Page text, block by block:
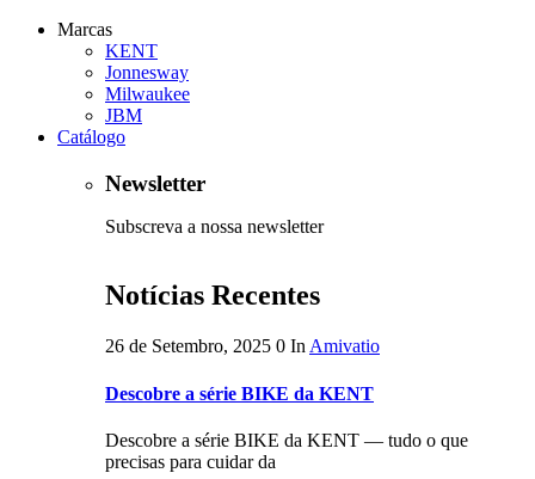
Marcas
KENT
Jonnesway
Milwaukee
JBM
Catálogo
Newsletter
Subscreva a nossa newsletter
Notícias Recentes
26 de Setembro, 2025 0 InAmivatio
Descobre a série BIKE da KENT
Descobre a série BIKE da KENT — tudo o que
precisas para cuidar da